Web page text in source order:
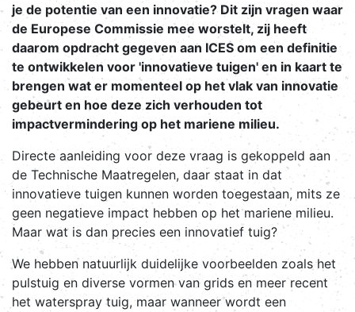
je de potentie van een innovatie? Dit zijn vragen waar
de Europese Commissie mee worstelt, zij heeft
daarom opdracht gegeven aan ICES om een definitie
te ontwikkelen voor 'innovatieve tuigen' en in kaart te
brengen wat er momenteel op het vlak van innovatie
gebeurt en hoe deze zich verhouden tot
impactvermindering op het mariene milieu.
Directe aanleiding voor deze vraag is gekoppeld aan
de Technische Maatregelen, daar staat in dat
innovatieve tuigen kunnen worden toegestaan, mits ze
geen negatieve impact hebben op het mariene milieu.
Maar wat is dan precies een innovatief tuig?
We hebben natuurlijk duidelijke voorbeelden zoals het
pulstuig en diverse vormen van grids en meer recent
het waterspray tuig, maar wanneer wordt een